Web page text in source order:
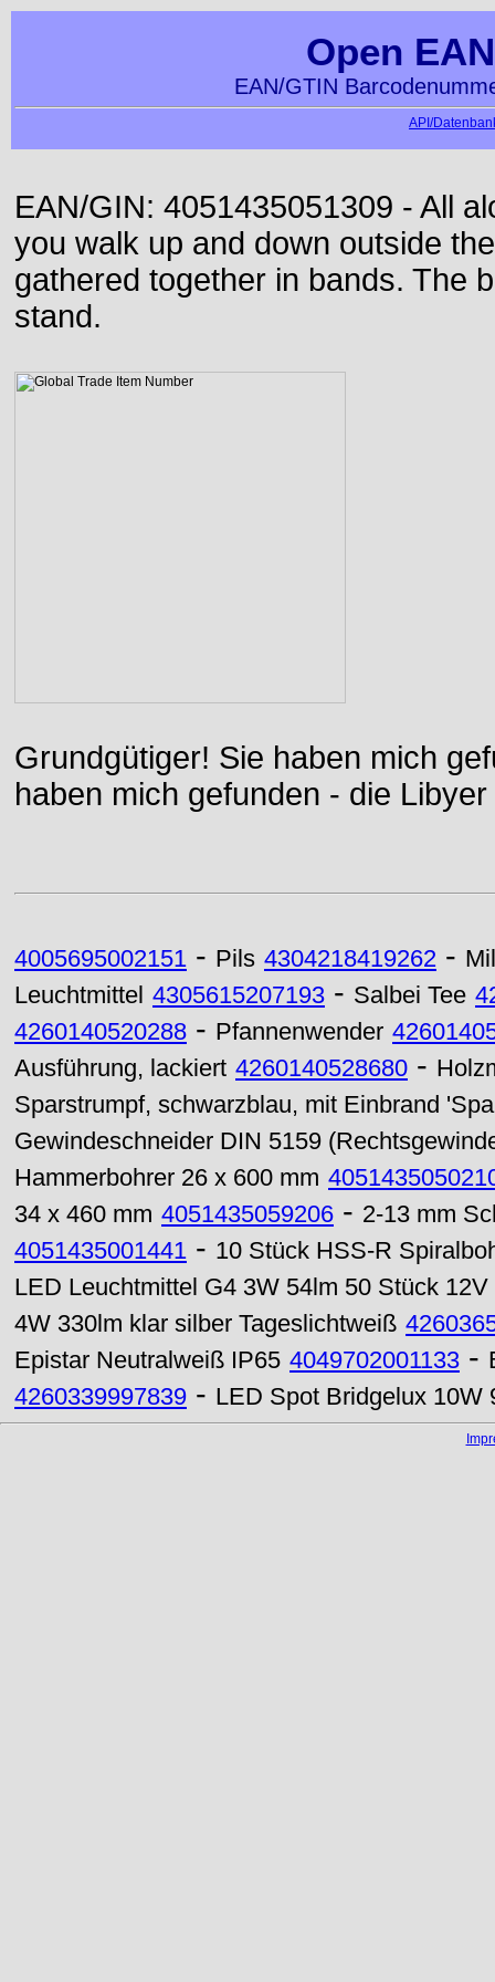
Open
EAN/GTIN
API/
EAN/GIN: 4051435051309 - All
you walk up and down outside
gathered together in bands. The
stand.
Grundgütiger! Sie haben mich
haben mich gefunden - die
4005695002151 - Pils 4304218419262 -
Leuchtmittel 4305615207193 - Salbei Tee
4260140520288 - Pfannenwender
Ausführung, lackiert 4260140528680 -
Sparstrumpf, schwarzblau, mit Einbrand
Gewindeschneider DIN 5159
Hammerbohrer 26 x 600 mm
34 x 460 mm 4051435059206 - 2-13 mm
4051435001441 - 10 Stück HSS-R
LED Leuchtmittel G4 3W 54lm 50 Stück
4W 330lm klar silber Tageslichtweiß
Epistar Neutralweiß IP65 4049702001133 -
4260339997839 - LED Spot Bridgelux 10W